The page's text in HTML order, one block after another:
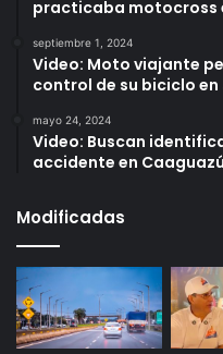
practicaba motocross
septiembre 1, 2024
Video: Moto viajante
control de su biciclo en
mayo 24, 2024
Video: Buscan
accidente en
Modificadas